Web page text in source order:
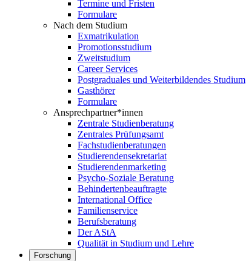
Termine und Fristen
Formulare
Nach dem Studium
Exmatrikulation
Promotionsstudium
Zweitstudium
Career Services
Postgraduales und Weiterbildendes Studium
Gasthörer
Formulare
Ansprechpartner*innen
Zentrale Studienberatung
Zentrales Prüfungsamt
Fachstudienberatungen
Studierendensekretariat
Studierendenmarketing
Psycho-Soziale Beratung
Behindertenbeauftragte
International Office
Familienservice
Berufsberatung
Der AStA
Qualität in Studium und Lehre
Forschung